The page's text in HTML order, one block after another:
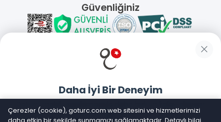
Güvenliğiniz
Sosyal Medya
Mobil Uygulamalarımız
Daha İyi Bir Deneyim
Goturc mobil uygulamasıyla daha hızlı ve kolay alışveriş
yapın
Çerezler (cookie), goturc.com web sitesini ve hizmetlerimizi